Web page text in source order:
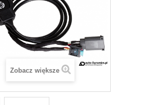
Zobacz większe